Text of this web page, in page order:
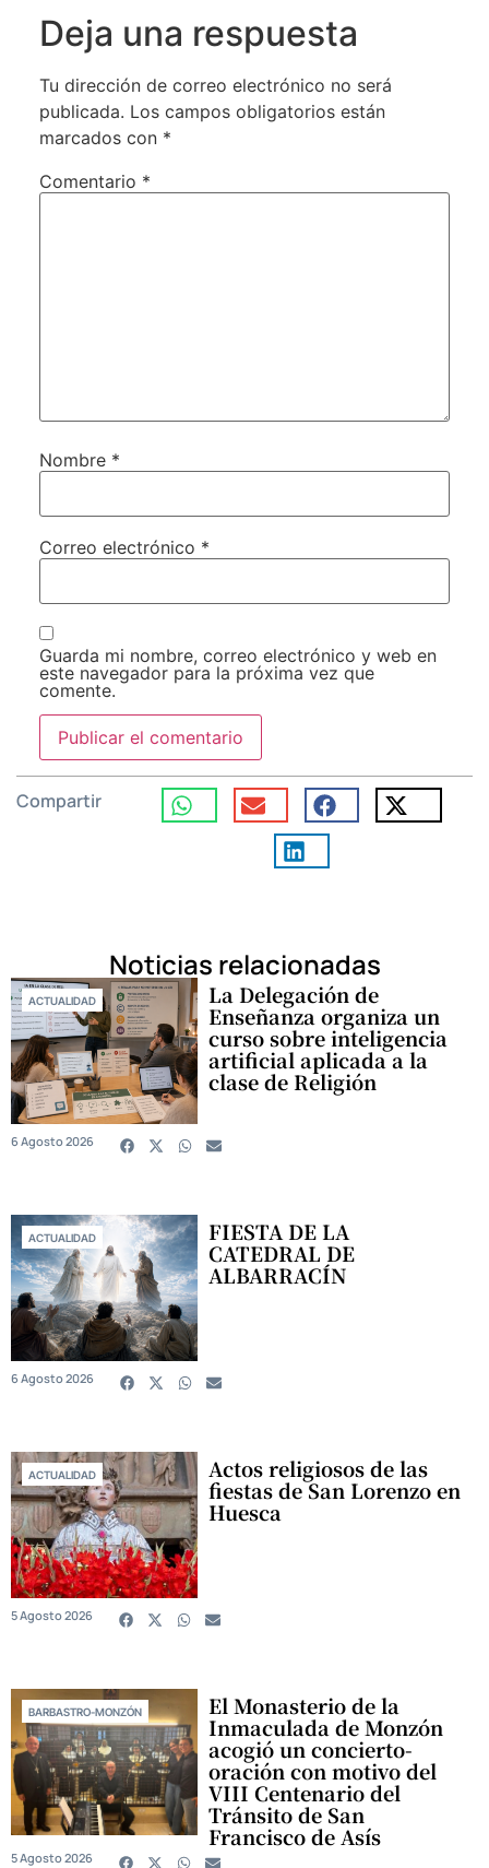
Deja una respuesta
Tu dirección de correo electrónico no será
publicada. Los campos obligatorios están
marcados con *
Comentario *
Nombre *
Correo electrónico *
Guarda mi nombre, correo electrónico y web en
este navegador para la próxima vez que
comente.
Compartir
Noticias relacionadas
ACTUALIDAD La Delegación de
Enseñanza organiza un
curso sobre inteligencia
artificial aplicada a la
clase de Religión
6 Agosto 2026
ACTUALIDAD FIESTA DE LA
CATEDRAL DE
ALBARRACÍN
6 Agosto 2026
ACTUALIDAD Actos religiosos de las
fiestas de San Lorenzo en
Huesca
5 Agosto 2026
BARBASTRO-MONZÓN El Monasterio de la
Inmaculada de Monzón
acogió un concierto-
oración con motivo del
VIII Centenario del
Tránsito de San
Francisco de Asís
5 Agosto 2026